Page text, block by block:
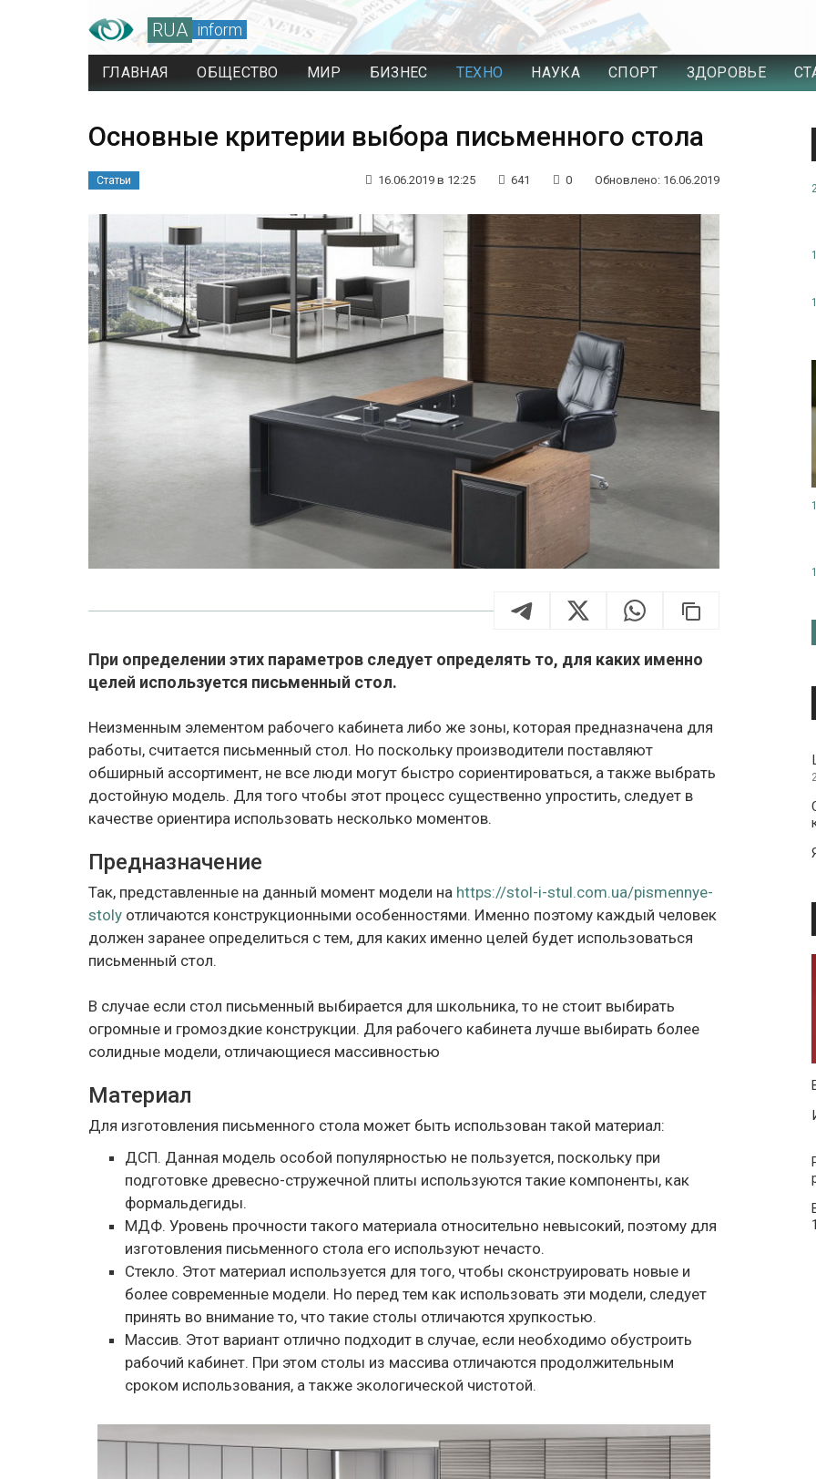
RUA inform
ГЛАВНАЯ ОБЩЕСТВО МИР БИЗНЕС ТЕХНО НАУКА СПОРТ ЗДОРОВЬЕ
Основные критерии выбора письменного стола
Статьи 16.06.2019 в 12:25 641 0 Обновлено: 16.06.2019
При определении этих параметров следует определять то, для каких именно
целей используется письменный стол.
Неизменным элементом рабочего кабинета либо же зоны, которая предназначена для
работы, считается письменный стол. Но поскольку производители поставляют
обширный ассортимент, не все люди могут быстро сориентироваться, а также выбрать
достойную модель. Для того чтобы этот процесс существенно упростить, следует в
качестве ориентира использовать несколько моментов.
Предназначение
Так, представленные на данный момент модели на https://stol-i-stul.com.ua/pismennye-
stoly отличаются конструкционными особенностями. Именно поэтому каждый человек
должен заранее определиться с тем, для каких именно целей будет использоваться
письменный стол.
В случае если стол письменный выбирается для школьника, то не стоит выбирать
огромные и громоздкие конструкции. Для рабочего кабинета лучше выбирать более
солидные модели, отличающиеся массивностью
Материал
Для изготовления письменного стола может быть использован такой материал:
ДСП. Данная модель особой популярностью не пользуется, поскольку при
подготовке древесно-стружечной плиты используются такие компоненты, как
формальдегиды.
МДФ. Уровень прочности такого материала относительно невысокий, поэтому для
изготовления письменного стола его используют нечасто.
Стекло. Этот материал используется для того, чтобы сконструировать новые и
более современные модели. Но перед тем как использовать эти модели, следует
принять во внимание то, что такие столы отличаются хрупкостью.
Массив. Этот вариант отлично подходит в случае, если необходимо обустроить
рабочий кабинет. При этом столы из массива отличаются продолжительным
сроком использования, а также экологической чистотой.